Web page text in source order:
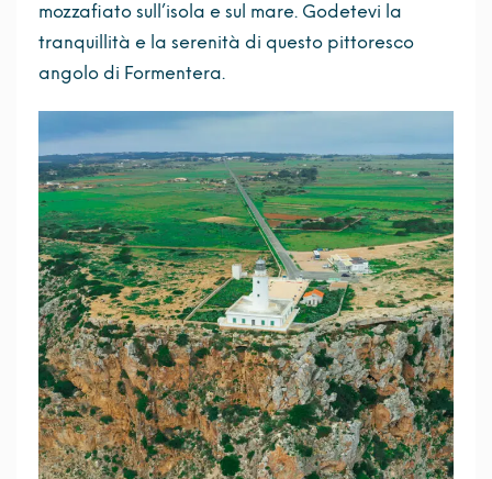
mozzafiato sull’isola e sul mare. Godetevi la
tranquillità e la serenità di questo pittoresco
angolo di Formentera.